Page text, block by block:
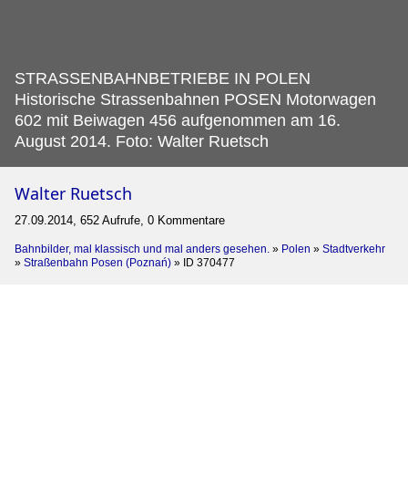
STRASSENBAHNBETRIEBE IN POLEN
Historische Strassenbahnen POSEN Motorwagen
602 mit Beiwagen 456 aufgenommen am 16.
August 2014. Foto: Walter Ruetsch
Walter Ruetsch
27.09.2014, 652 Aufrufe, 0 Kommentare
Bahnbilder, mal klassisch und mal anders gesehen. » Polen » Stadtverkehr
» Straßenbahn Posen (Poznań) » ID 370477